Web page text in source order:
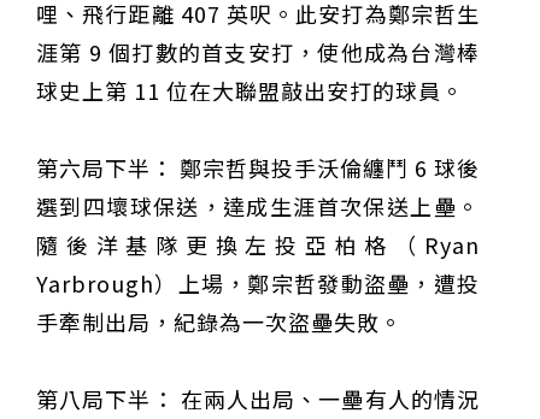
哩、飛行距離 407 英呎。此安打為鄭宗哲生
涯第 9 個打數的首支安打，使他成為台灣棒
球史上第 11 位在大聯盟敲出安打的球員。
第六局下半： 鄭宗哲與投手沃倫纏鬥 6 球後
選到四壞球保送，達成生涯首次保送上壘。
隨後洋基隊更換左投亞柏格（Ryan
Yarbrough）上場，鄭宗哲發動盜壘，遭投
手牽制出局，紀錄為一次盜壘失敗。
第八局下半： 在兩人出局、一壘有人的情況